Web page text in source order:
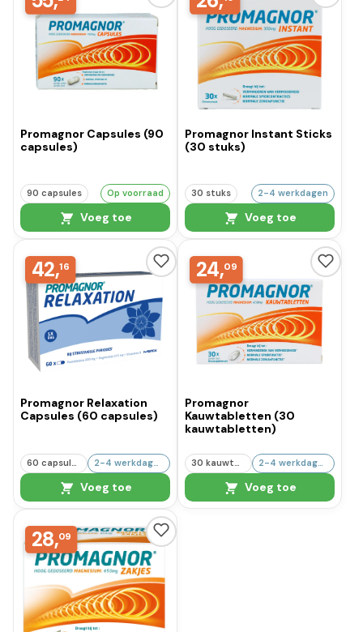
Promagnor Capsules (90
capsules)
90 capsules Op voorraad
Voeg toe
Promagnor Instant Sticks
(30 stuks)
30 stuks 2-4 werkdagen
Voeg toe
42,16
Promagnor Relaxation
Capsules (60 capsules)
Voeg toe
24,09
Promagnor
Kauwtabletten (30
kauwtabletten)
2-4 werkdagen
Voeg toe
28,09